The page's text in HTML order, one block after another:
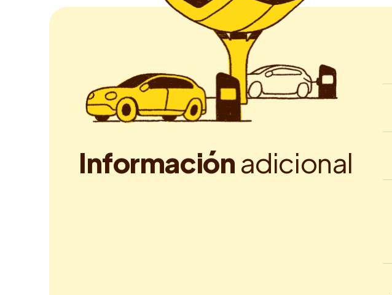
Informaciónadicional